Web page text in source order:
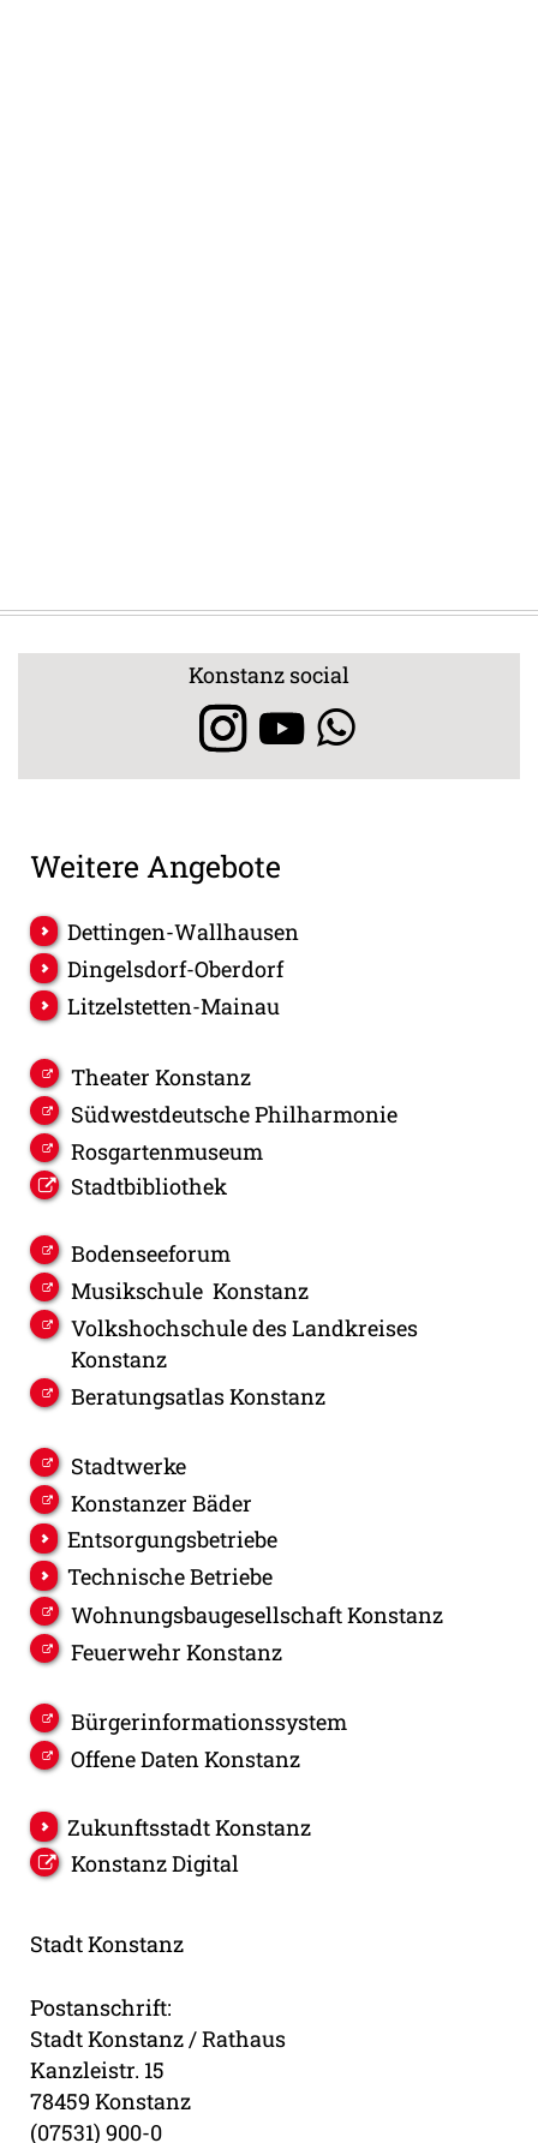
Konstanz social
Weitere Angebote
Dettingen-Wallhausen
Dingelsdorf-Oberdorf
Litzelstetten-Mainau
Theater Konstanz
Südwestdeutsche Philharmonie
Rosgartenmuseum
Stadtbibliothek
Bodenseeforum
Musikschule Konstanz
Volkshochschule des Landkreises
Konstanz
Beratungsatlas Konstanz
Stadtwerke
Konstanzer Bäder
Entsorgungsbetriebe
Technische Betriebe
Wohnungsbaugesellschaft Konstanz
Feuerwehr Konstanz
Bürgerinformationssystem
Offene Daten Konstanz
Zukunftsstadt Konstanz
Konstanz Digital
Stadt Konstanz
Postanschrift:
Stadt Konstanz / Rathaus
Kanzleistr. 15
78459 Konstanz
(07531) 900-0